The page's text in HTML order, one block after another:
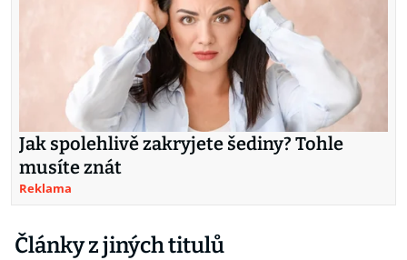
Jak spolehlivě zakryjete šediny? Tohle
musíte znát
Reklama
Články z jiných titulů